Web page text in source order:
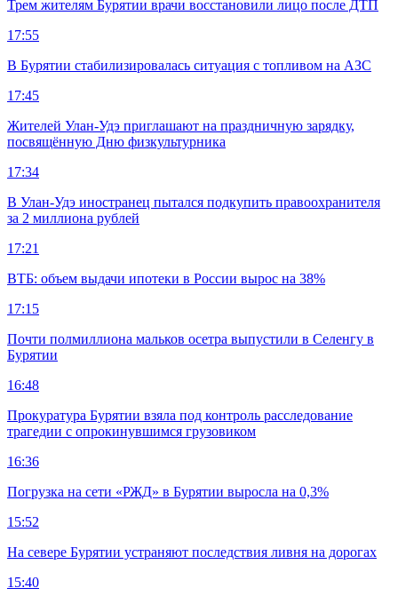
Трем жителям Бурятии врачи восстановили лицо после ДТП
17:55
В Бурятии стабилизировалась ситуация с топливом на АЗС
17:45
Жителей Улан-Удэ приглашают на праздничную зарядку,
посвящённую Дню физкультурника
17:34
В Улан-Удэ иностранец пытался подкупить правоохранителя
за 2 миллиона рублей
17:21
ВТБ: объем выдачи ипотеки в России вырос на 38%
17:15
Почти полмиллиона мальков осетра выпустили в Селенгу в
Бурятии
16:48
Прокуратура Бурятии взяла под контроль расследование
трагедии с опрокинувшимся грузовиком
16:36
Погрузка на сети «РЖД» в Бурятии выросла на 0,3%
15:52
На севере Бурятии устраняют последствия ливня на дорогах
15:40